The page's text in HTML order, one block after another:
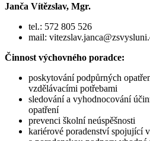
Janča Vítězslav, Mgr.
tel.: 572 805 526
mail:
Činnost výchovného poradce:
poskytování podpůrných
vzdělávacími potřebami
sledování a vyhodnocování
opatření
prevenci školní neúspěšnosti
kariérové poradenství spojující